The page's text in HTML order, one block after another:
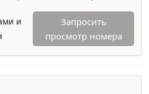
и
Запросить
просмотр номера